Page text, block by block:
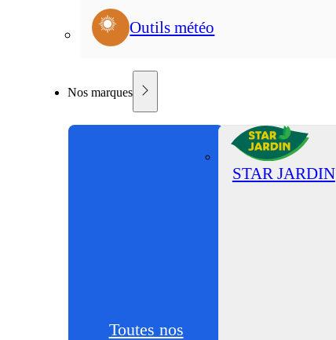
Outils météo
Nos marques
Toutes nos
STAR JARDIN